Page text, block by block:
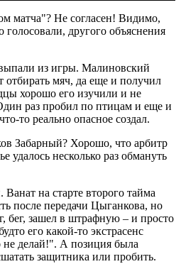
матча"? Не согласен! Видимо,
другого объяснения
из игры. Малиновский
отбирать мяч, да еще и получил
хорошо его изучили и не
раз пробил по птицам и еще и
то реально опасное создал.
Забарный? Хорошо, что арбитр
удалось несколько раз обмануть
на старте второго тайма
после передачи Цыганкова, но
бег, зашел в штрафную – и просто
его какой-то экстрасенс
делай!". А позиция была
защитника или пробить.